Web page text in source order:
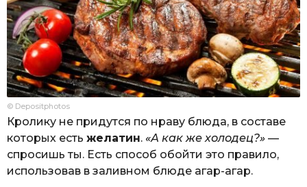
© Depositphotos
Кролику не придутся по нраву блюда, в составе
которых есть желатин. «А как же холодец?» —
спросишь ты. Есть способ обойти это правило,
использовав в заливном блюде агар-агар.